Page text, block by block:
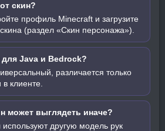
скин?
профиль Minecraft и загрузите
(раздел «Скин персонажа»).
Java и Bedrock?
различается только
клиенте.
может выглядеть иначе?
другую модель рук